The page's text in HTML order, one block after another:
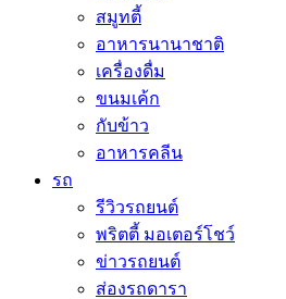
สมูทตี้
อาหารนานาชาติ
เครื่องดื่ม
ขนมเค้ก
กับข้าว
อาหารคลีน
รถ
รีวิวรถยนต์
พริตตี้ มอเตอร์โชว์
ข่าวรถยนต์
ส่องรถดารา